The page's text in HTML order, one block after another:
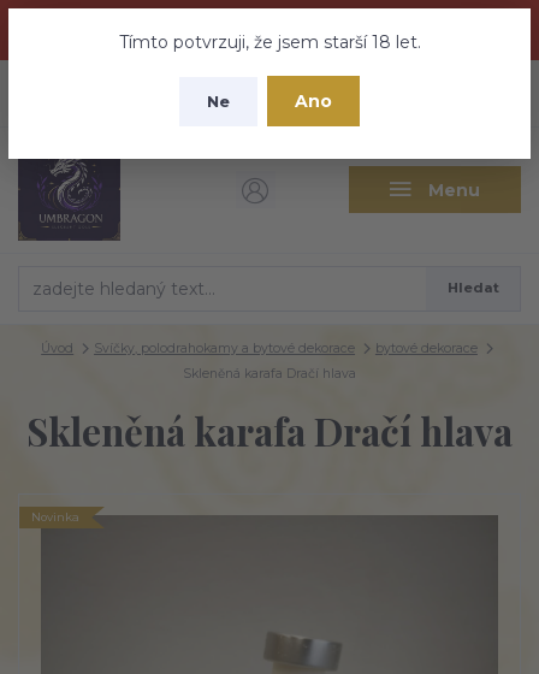
nebuďte vyděšeni zde najdete vše a ještě mnohem víc
Tímto potvrzuji, že jsem starší 18 let.
Ne Ano
Menu
CZK
Hledat
Úvod Svíčky, polodrahokamy a bytové dekorace
bytové dekorace
Skleněná karafa Dračí hlava
Skleněná karafa Dračí hlava
Novinka